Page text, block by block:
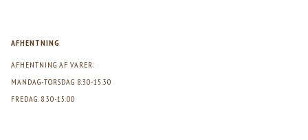
AFHENTNING
AFHENTNING AF VARER:
MANDAG-TORSDAG 8.30-15.30
FREDAG. 8.30-15.00